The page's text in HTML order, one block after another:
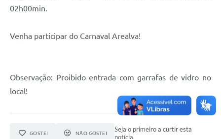
02h00min.
Venha participar do Carnaval Arealva!
Observação: Proibido entrada com garrafas de vidro no
local!
GOSTEI NÃO GOSTEI
Seja o primeiro a curtir esta
notícia.